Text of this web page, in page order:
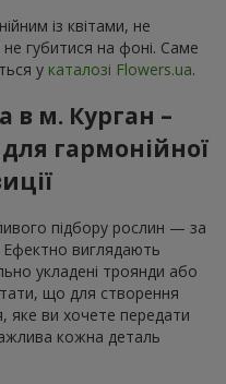
із квітами, не
губитися на фоні. Саме
у каталозі Flowers.ua.
в м. Курган –
гармонійної
підбору рослин — за
виглядають
укладені троянди або
що для створення
яке ви хочете передати
кожна деталь